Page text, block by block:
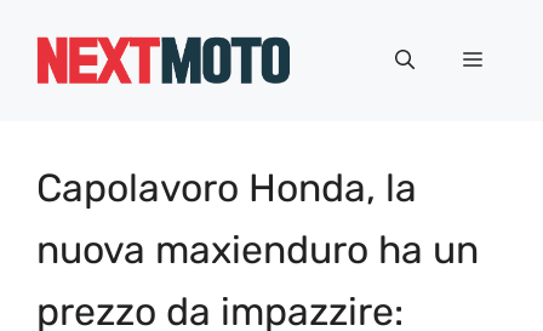
Menu
Capolavoro Honda, la
nuova maxienduro ha un
prezzo da impazzire: